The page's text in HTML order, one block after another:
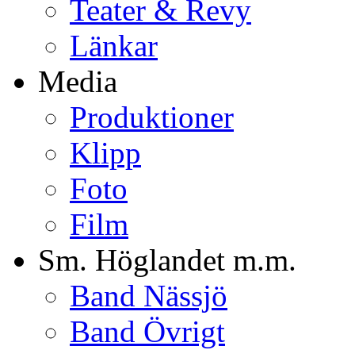
Teater & Revy
Länkar
Media
Produktioner
Klipp
Foto
Film
Sm. Höglandet m.m.
Band Nässjö
Band Övrigt